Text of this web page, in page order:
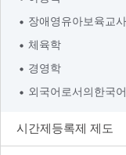
장애영유아보육교사
체육학
경영학
외국어로서의한국
시간제등록제 제도